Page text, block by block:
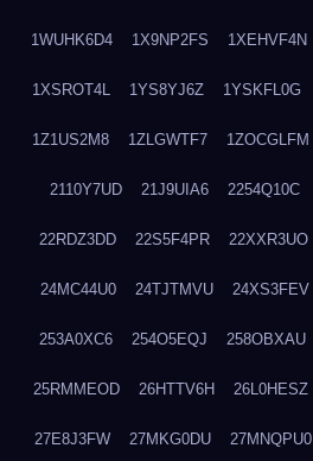
1WUHK6D4 1X9NP2FS 1XEHVF4N
1XSROT4L 1YS8YJ6Z 1YSKFL0G
1Z1US2M8 1ZLGWTF7 1ZOCGLFM
2110Y7UD 21J9UIA6 2254Q10C
22RDZ3DD 22S5F4PR 22XXR3UO
24MC44U0 24TJTMVU 24XS3FEV
253A0XC6 254O5EQJ 258OBXAU
25RMMEOD 26HTTV6H 26L0HESZ
27E8J3FW 27MKG0DU 27MNQPU0